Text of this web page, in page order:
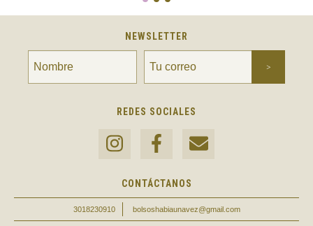
NEWSLETTER
REDES SOCIALES
CONTÁCTANOS
3018230910 bolsoshabiaunavez@gmail.com